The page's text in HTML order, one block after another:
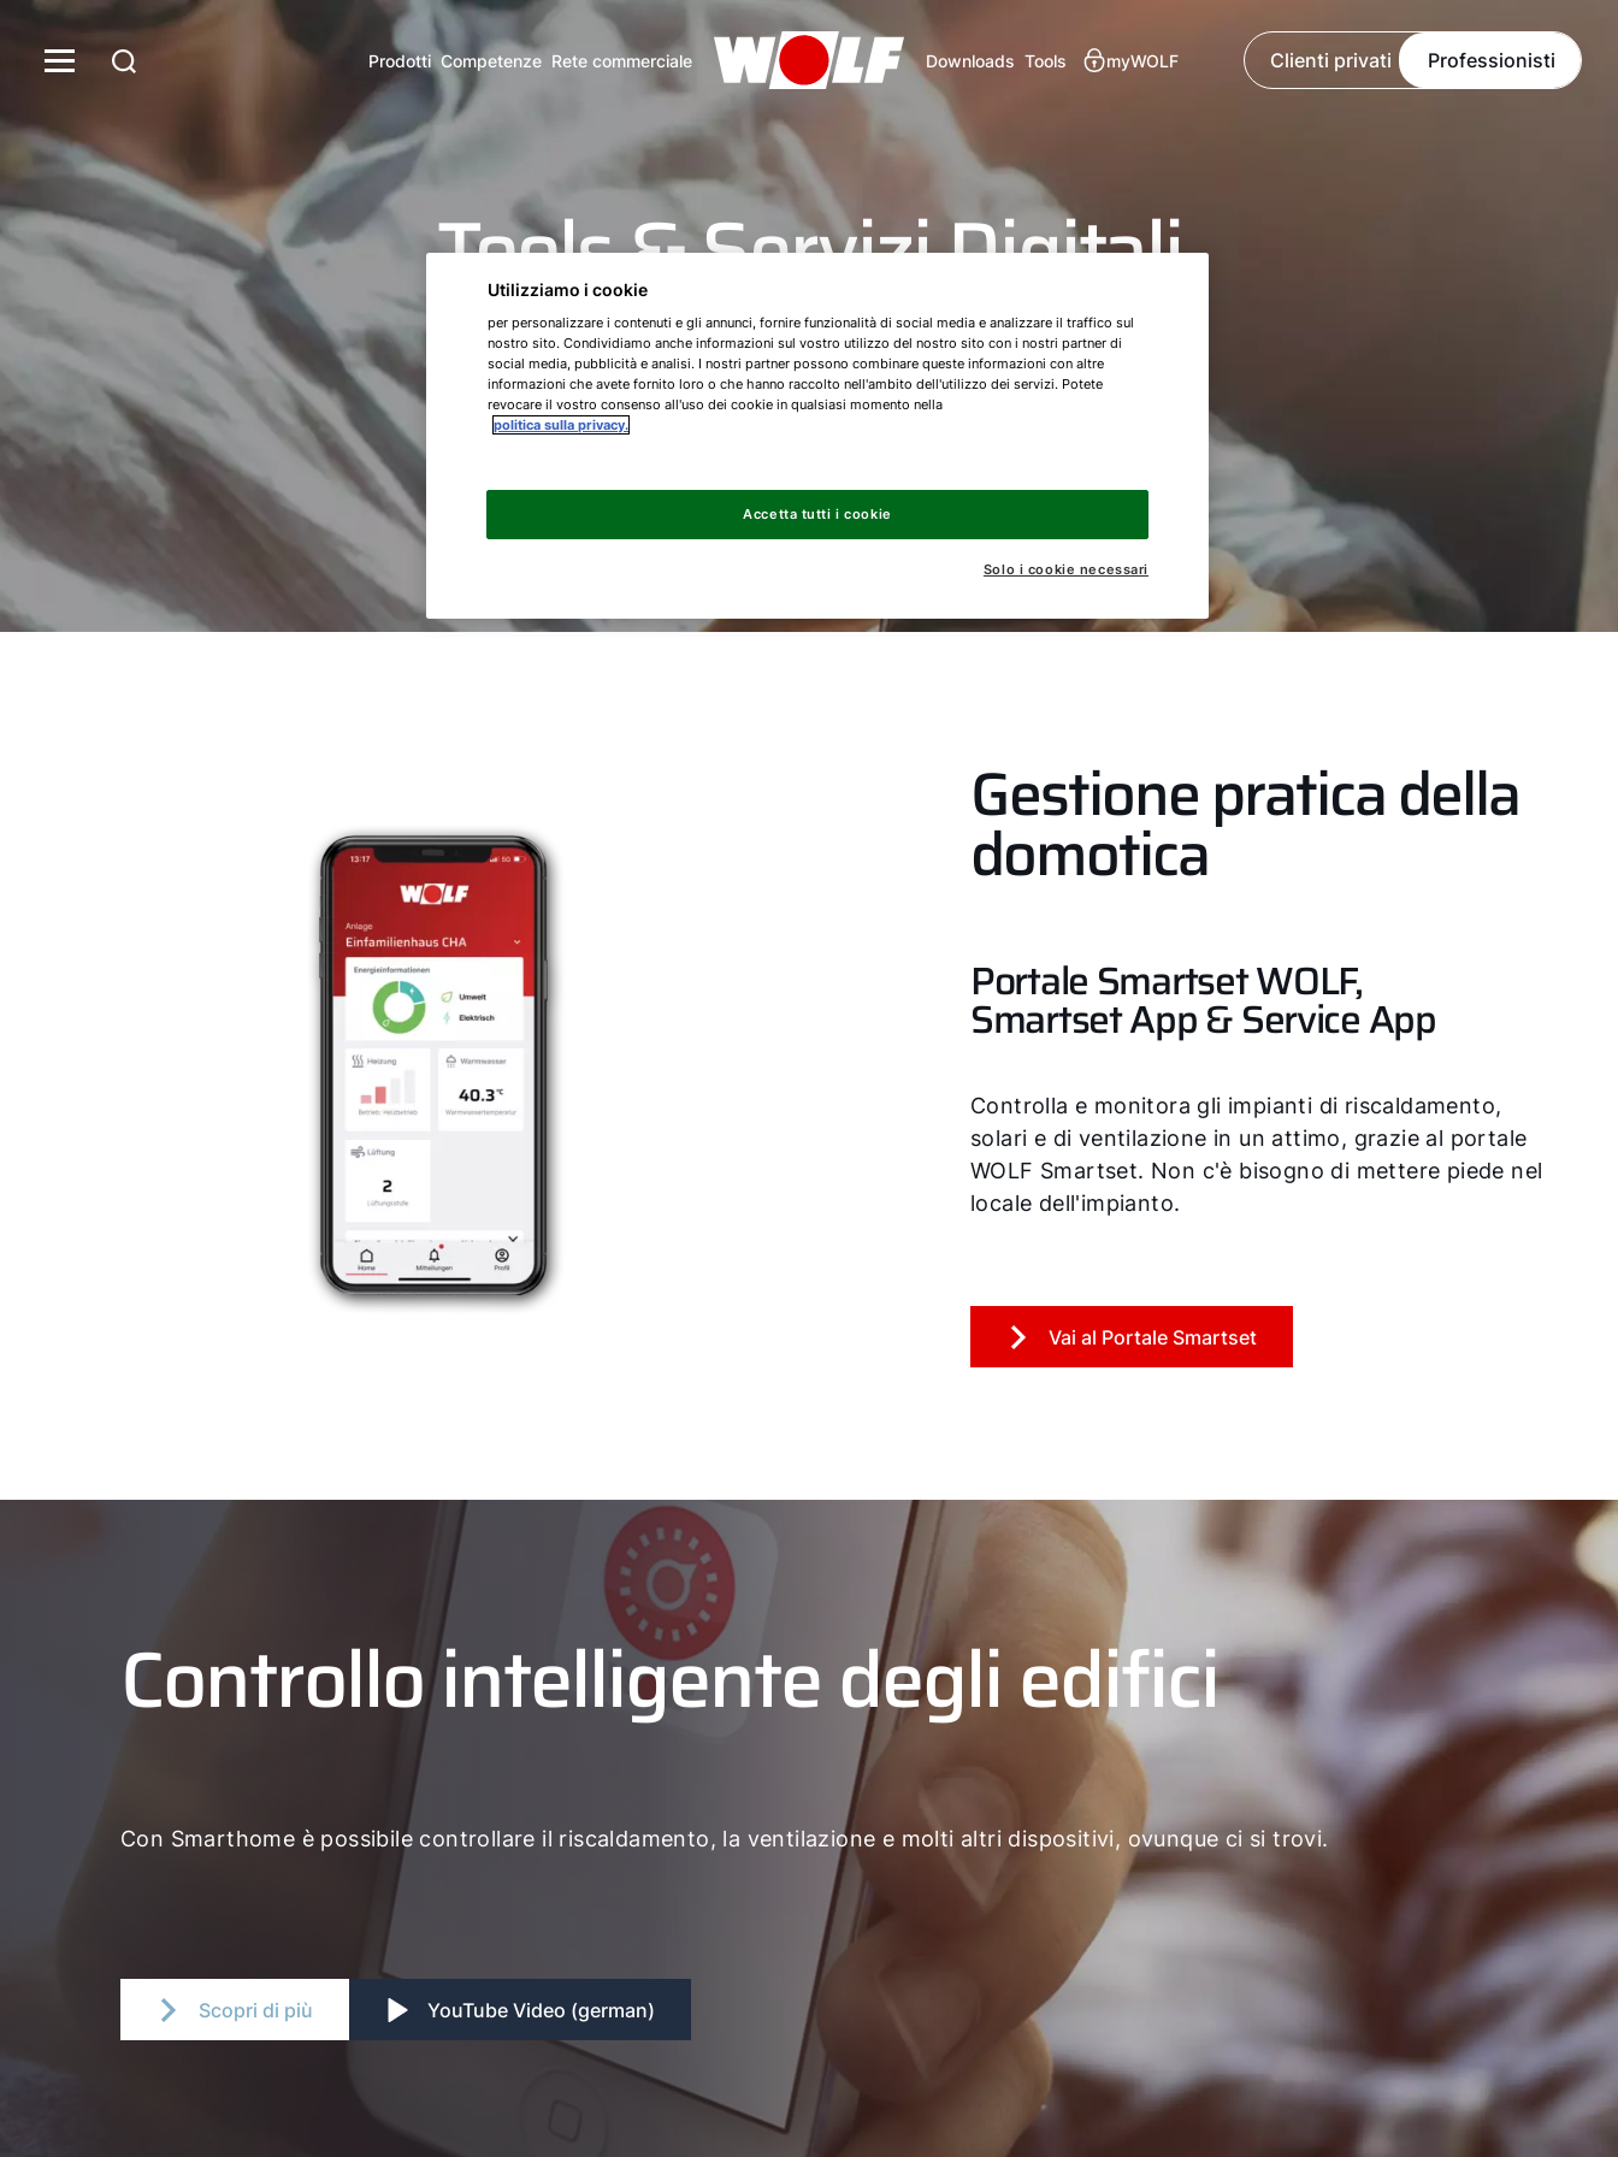
Prodotti Competenze Rete commerciale Downloads Tools myWOLF Clienti privati Professionisti
Tools & Servizi Digitali
Portale Smartset
Gestione pratica della
domotica
Portale Smartset WOLF,
Smartset App & Service App
Controlla e monitora gli impianti di riscaldamento,
solari e di ventilazione in un attimo, grazie al portale
WOLF Smartset. Non c'è bisogno di mettere piede nel
locale dell'impianto.
Vai al Portale Smartset
Controllo intelligente degli edifici
Con Smarthome è possibile controllare il riscaldamento, la ventilazione e molti altri dispositivi, ovunque ci si trovi.
Scopri di più YouTube Video (german)
Utilizziamo i cookie
per personalizzare i contenuti e gli annunci, fornire funzionalità di social media e analizzare il traffico sul
nostro sito. Condividiamo anche informazioni sul vostro utilizzo del nostro sito con i nostri partner di
social media, pubblicità e analisi. I nostri partner possono combinare queste informazioni con altre
informazioni che avete fornito loro o che hanno raccolto nell'ambito dell'utilizzo dei servizi. Potete
revocare il vostro consenso all'uso dei cookie in qualsiasi momento nella
politica sulla privacy.
Solo i cookie necessari
Accetta tutti i cookie